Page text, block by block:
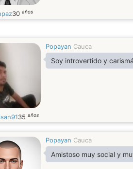
30 años
Popayan Cauca
Soy introvertido y
35 años
Popayan Cauca
Amistoso muy social y